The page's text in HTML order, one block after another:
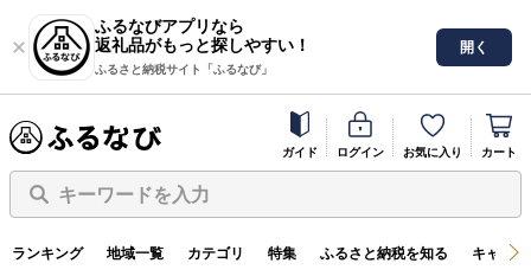
ふるなびアプリなら
返礼品がもっと探しやすい！
ふるさと納税サイト「ふるなび」
開く
ガイド ログイン お気に入り カート
キーワードを入力
ランキング 地域一覧 カテゴリ 特集 ふるさと納税を知る キャン